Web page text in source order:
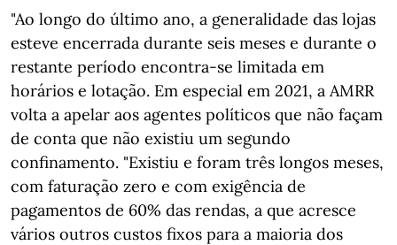
"Ao longo do último ano, a generalidade das lojas
esteve encerrada durante seis meses e durante o
restante período encontra-se limitada em
horários e lotação. Em especial em 2021, a AMRR
volta a apelar aos agentes políticos que não façam
de conta que não existiu um segundo
confinamento. "Existiu e foram três longos meses,
com faturação zero e com exigência de
pagamentos de 60% das rendas, a que acresce
vários outros custos fixos para a maioria dos